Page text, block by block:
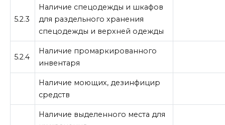
5.2.3
Наличие спецодежды и шкафов
для раздельного хранения
спецодежды и верхней одежды
5.2.4
Наличие промаркированного
инвентаря
Наличие моющих, дезинфицир
средств
Наличие выделенного места для